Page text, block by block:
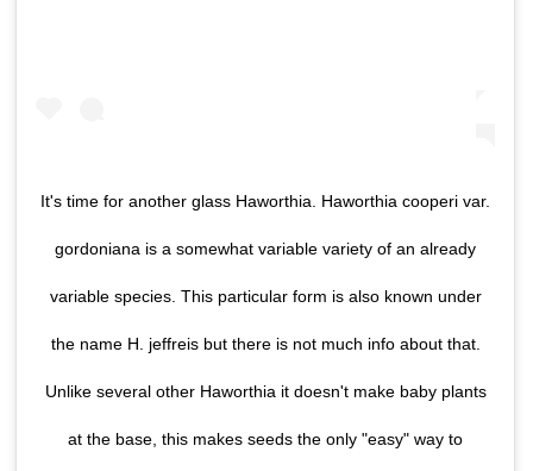
It's time for another glass Haworthia. Haworthia cooperi var.
gordoniana is a somewhat variable variety of an already
variable species. This particular form is also known under
the name H. jeffreis but there is not much info about that.
Unlike several other Haworthia it doesn't make baby plants
at the base, this makes seeds the only "easy" way to